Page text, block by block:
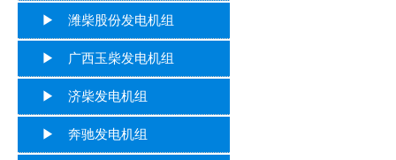
▶ 潍柴股份发电机组
▶ 广西玉柴发电机组
▶ 济柴发电机组
▶ 奔驰发电机组